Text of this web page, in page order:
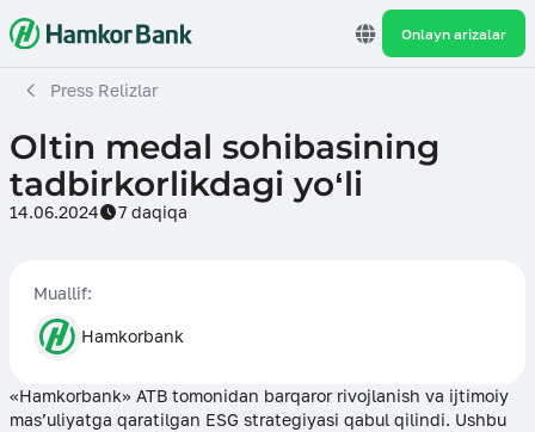
Onlayn arizalar
Press Relizlar
Oltin medal sohibasining
tadbirkorlikdagi yo‘li
14.06.2024 7 daqiqa
Muallif:
Hamkorbank
«Hamkorbank» ATB tomonidan barqaror rivojlanish va ijtimoiy
mas’uliyatga qaratilgan ESG strategiyasi qabul qilindi. Ushbu